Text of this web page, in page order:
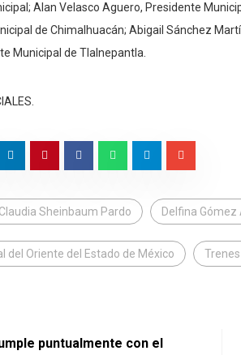
Alan Velasco Aguero, Presidente
de Chimalhuacán; Abigail Sánchez
Municipal de Tlalnepantla.
Claudia Sheinbaum Pardo Delfina Gómez
del Oriente del Estado de México
puntualmente con el